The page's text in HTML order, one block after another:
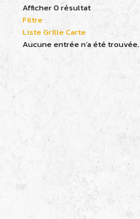
Afficher 0 résultat
Filtre
ListeGrilleCarte
Aucune entrée n’a été trouvée.